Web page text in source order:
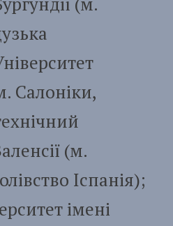
Салоніки,
(м.
Іспанія);
імені